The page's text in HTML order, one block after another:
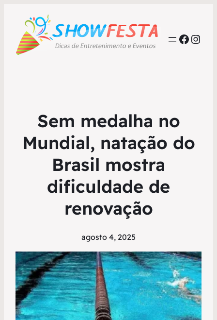
Sem medalha no
Mundial, natação do
Brasil mostra
dificuldade de
renovação
agosto 4, 2025